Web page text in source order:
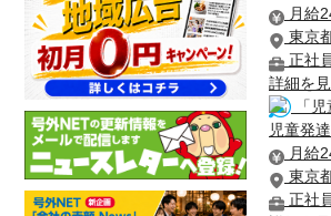
月給
東京
正社
詳細を
「
児童発
月給
東京
正社